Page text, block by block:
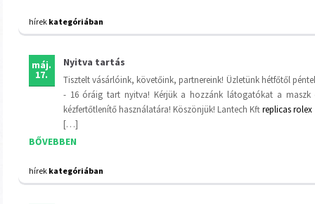
hírekkategóriában
máj.
17.
Nyitva tartás
Tisztelt vásárlóink, követőink, partnereink! Üzletünk hétfőtől
- 16 óráig tart nyitva! Kérjük a hozzánk látogatókat a maszk
kézfertőtlenítő használatára! Köszönjük! Lantech Kftreplicas rolex
[…]
BŐVEBBEN
hírekkategóriában